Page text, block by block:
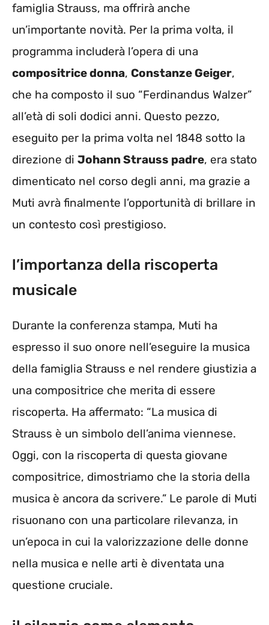
famiglia Strauss, ma offrirà anche
un’importante novità. Per la prima volta, il
programma includerà l’opera di una
compositrice donna, Constanze Geiger,
che ha composto il suo “Ferdinandus Walzer”
all’età di soli dodici anni. Questo pezzo,
eseguito per la prima volta nel 1848 sotto la
direzione di Johann Strauss padre, era stato
dimenticato nel corso degli anni, ma grazie a
Muti avrà finalmente l’opportunità di brillare in
un contesto così prestigioso.
l’importanza della riscoperta
musicale
Durante la conferenza stampa, Muti ha
espresso il suo onore nell’eseguire la musica
della famiglia Strauss e nel rendere giustizia a
una compositrice che merita di essere
riscoperta. Ha affermato: “La musica di
Strauss è un simbolo dell’anima viennese.
Oggi, con la riscoperta di questa giovane
compositrice, dimostriamo che la storia della
musica è ancora da scrivere.” Le parole di Muti
risuonano con una particolare rilevanza, in
un’epoca in cui la valorizzazione delle donne
nella musica e nelle arti è diventata una
questione cruciale.